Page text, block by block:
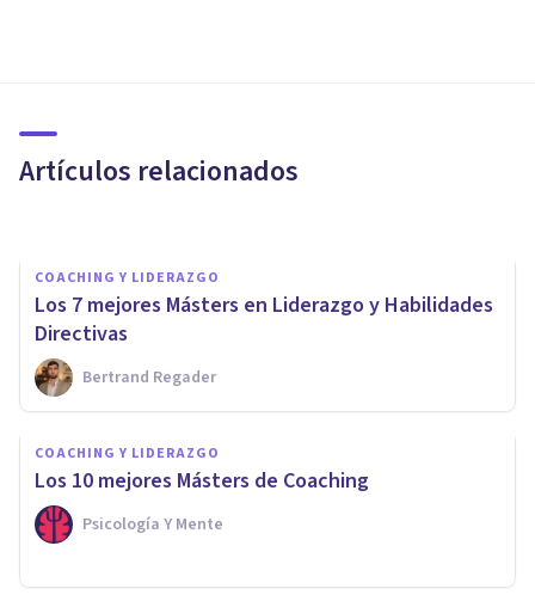
Artículos relacionados
ejecutivo? 5 ideas clave
COACHING Y LIDERAZGO
Los 7 mejores Másters en Liderazgo y Habilidades
Directivas
Bertrand Regader
COACHING Y LIDERAZGO
​Los 10 mejores Másters de Coaching
Psicología Y Mente
Los 4 mejores Cursos de
Coaching en Valencia